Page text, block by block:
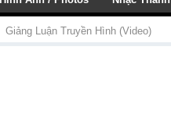
Giảng Luận Truyền Hình (Video)